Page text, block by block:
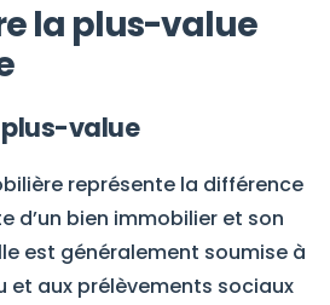
la plus-value
value
représente la différence
d’un bien immobilier et son
est généralement soumise à
et aux prélèvements sociaux